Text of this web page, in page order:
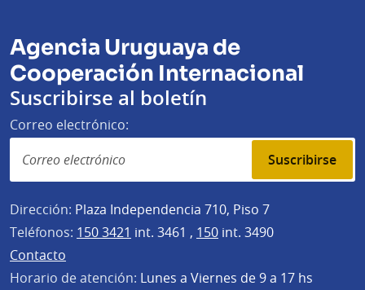
Agencia Uruguaya de
Cooperación Internacional
Suscribirse al boletín
Correo electrónico:
Suscribirse
Dirección: Plaza Independencia 710, Piso 7
Teléfonos: 150 3421 int. 3461 , 150 int. 3490
Contacto
Horario de atención: Lunes a Viernes de 9 a 17 hs